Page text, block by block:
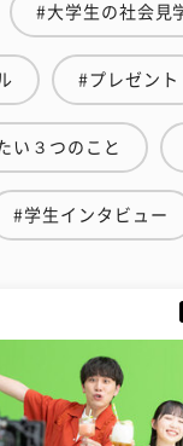
#大学生の社会見
#プレゼント
い３つのこと
#学生インタビュー